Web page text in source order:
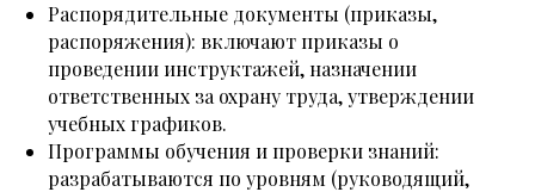
Распорядительные документы (приказы,
распоряжения): включают приказы о
проведении инструктажей, назначении
ответственных за охрану труда, утверждении
учебных графиков.
Программы обучения и проверки знаний:
разрабатываются по уровням (руководящий,